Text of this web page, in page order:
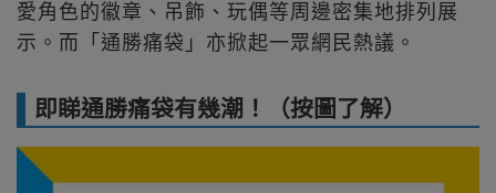
愛角色的徽章、吊飾、玩偶等周邊密集地排列展
示。而「通勝痛袋」亦掀起一眾網民熱議。
即睇通勝痛袋有幾潮！（按圖了解）